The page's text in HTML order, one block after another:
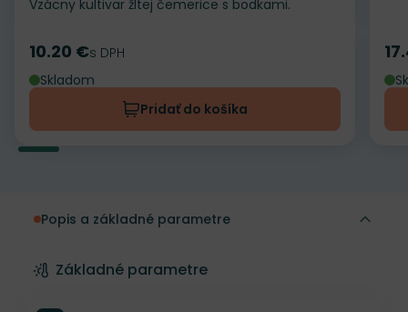
Vzácny kultivar žltej čemerice s bodkami.
Cena
10.20 €s DPH
Skladom
Pridať do košíka
Popis a základné parametre
Základné parametre